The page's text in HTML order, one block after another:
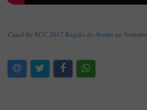
Canal do ECC 2017 Região de Aveiro no Youtube